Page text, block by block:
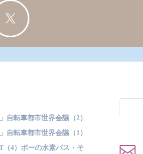

自転車都市世界会議（2）
自転車都市世界会議（1）
（4）ポーの水素バス・そ
